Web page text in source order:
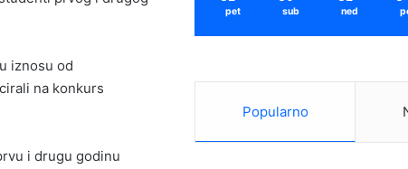
iznosu od
na konkurs
i drugu godinu
pet sub ned
Popularno